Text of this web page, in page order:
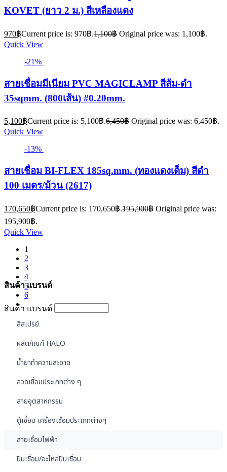
KOVET (ยาว 2 ม.) สีเหลืองแดง
970฿Current price is: 970฿.1,100฿ Original price was: 1,100฿.
Quick View
-21%
สายเชื่อมมีเนียม PVC MAGICLAMP สีส้ม-ดำ
35sqmm. (800เส้น) #0.20mm.
5,100฿Current price is: 5,100฿.6,450฿ Original price was: 6,450฿.
Quick View
-13%
สายเชื่อม BI-FLEX 185sq.mm. (ทองแดงเต็ม) สีดำ
100 เมตร/ม้วน (2617)
170,650฿Current price is: 170,650฿.195,900฿ Original price was:
195,900฿.
Quick View
1
2
3
4
5
6
สินค้า แบรนด์
สินค้า แบรนด์
สีสเปรย์
ผลิตภัณฑ์ HALO
น้ำยาทำความสะอาด
ลวดเชื่อมประเภทต่าง ๆ
สายอุตสาหกรรม
ตู้เชื่อม เครื่องเชื่อมประเภทต่างๆ
สายเชื่อมไฟฟ้า
ปืนเชื่อม/อะไหล่ปืนเชื่อม